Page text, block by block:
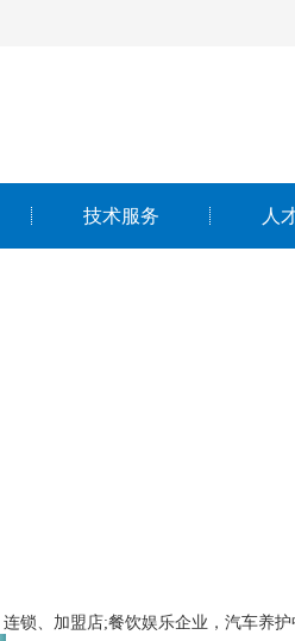
技术服务 人
锁、加盟店;餐饮娱乐企业，汽车养